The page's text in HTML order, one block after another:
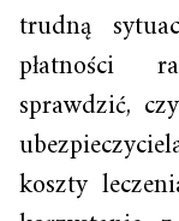
trudną
płatności
sprawdzić,
koszty